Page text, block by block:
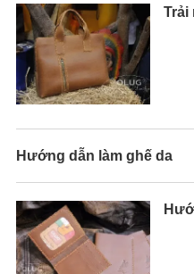
Trải
Hướng dẫn làm ghế da